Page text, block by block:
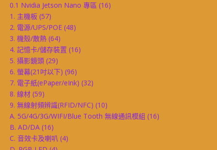
0.1 Nvidia Jetson Nano 專區 (16)
1. 主機板 (57)
2. 電源/UPS/POE (48)
3. 機殼/散熱 (64)
4. 記憶卡/儲存裝置 (16)
5. 攝影鏡頭 (29)
6. 螢幕(21吋以下) (96)
7. 電子紙(ePaper/eInk) (32)
8. 線材 (59)
9. 無線射頻辨識(RFID/NFC) (10)
A. 5G/4G/3G/WIFI/Blue Tooth 無線通訊模組 (16)
B. AD/DA (16)
C. 音效卡及喇叭 (4)